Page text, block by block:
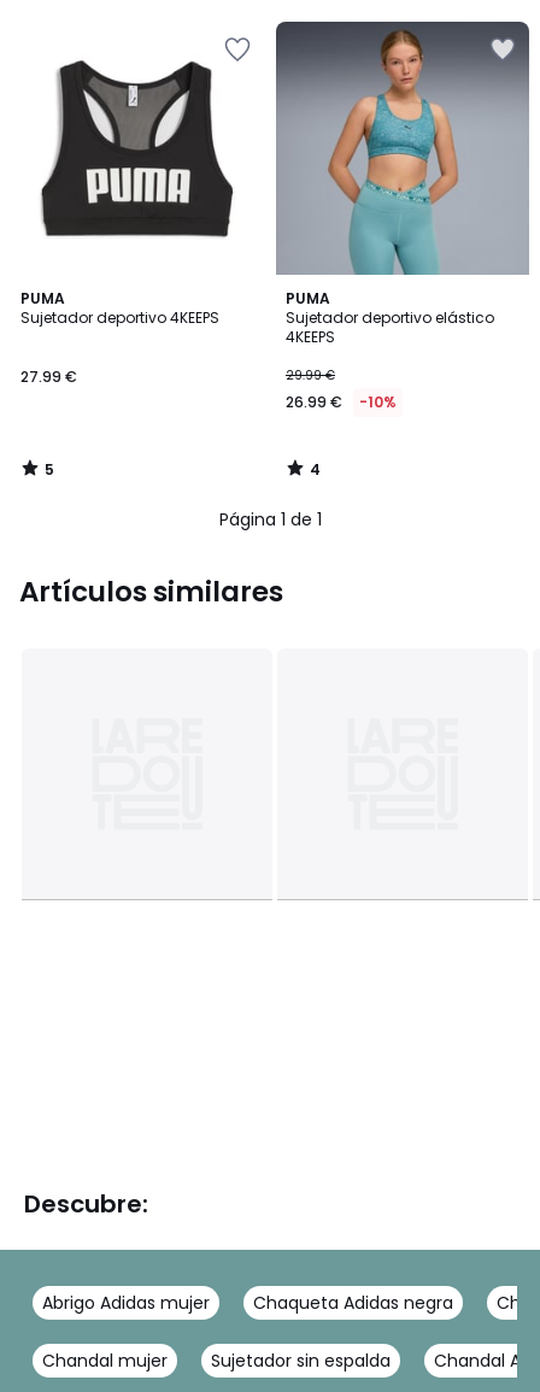
PUMA
Sujetador deportivo 4KEEPS
27.99 €
5
/
5
/
PUMA
Sujetador deportivo elástico
4KEEPS
29.99 €
26.99 € -10%
4
/
5
4
/
Página 1 de 1
Artículos similares
Descubre:
Abrigo Adidas mujer Chaqueta Adidas negra
Chandal mujer Sujetador sin espalda Chandal